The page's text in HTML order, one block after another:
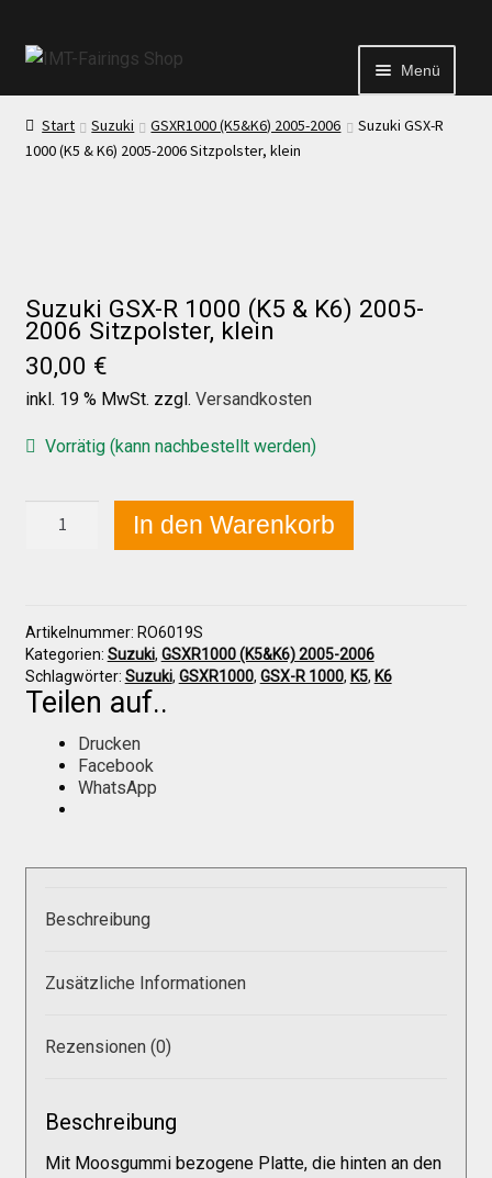
Menü
Start
Infos zu unseren Produkten
Händlerkonditionen
Marken
Preislisten
Galerie
Kasse
Start Suzuki GSXR1000 (K5&K6) 2005-2006
Suzuki GSX-R
1000 (K5 & K6) 2005-2006 Sitzpolster, klein
Suzuki GSX-R 1000 (K5 & K6) 2005-
2006 Sitzpolster, klein
30,00 €
inkl. 19 % MwSt. zzgl. Versandkosten
Vorrätig (kann nachbestellt werden)
GSX-
K6)
2005-
2006
Sitzpolster,
Menge
In den Warenkorb
Artikelnummer: RO6019S
Kategorien: Suzuki, GSXR1000 (K5&K6) 2005-2006
Schlagwörter: Suzuki, GSXR1000, GSX-R 1000, K5, K6
Teilen auf..
Drucken
Facebook
WhatsApp
Beschreibung
Zusätzliche Informationen
Rezensionen (0)
Beschreibung
Mit Moosgummi bezogene Platte, die hinten an den